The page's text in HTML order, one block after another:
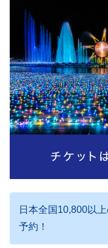
日本全国10,800以
予約！